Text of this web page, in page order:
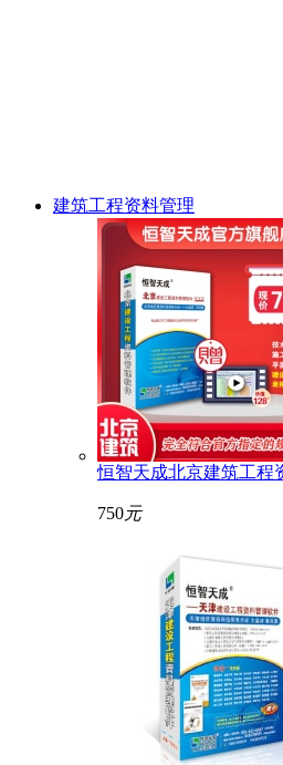
建筑工程资料管理
恒智天成北京建筑工程
750元